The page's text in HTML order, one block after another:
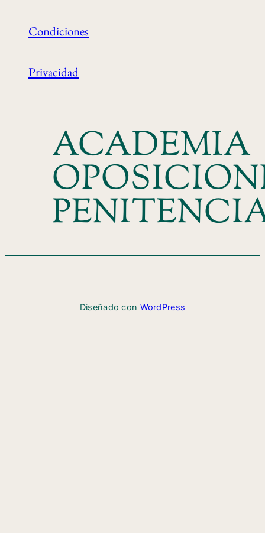
Condiciones
Privacidad
ACADEMIA
Diseñado con WordPress